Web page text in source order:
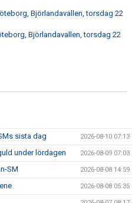
Björlandavallen, torsdag 22
Björlandavallen, torsdag 22
sista dag 2026-08-10 07:13
under lördagen 2026-08-09 07:03
SM 2026-08-08 14:59
2026-08-08 05:35